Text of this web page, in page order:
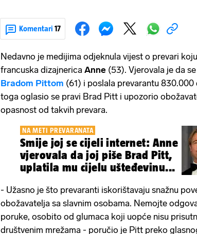
Komentari 17
Nedavno je medijima odjeknula vijest o prevari
francuska dizajnerica Anne (53). Vjerovala je da
Bradom Pittom (61) i poslala prevarantu 830.000
toga oglasio se pravi Brad Pitt i upozorio
opasnost od takvih prevara.
NA METI PREVARANATA
Smije joj se cijeli internet: Anne
vjerovala da joj piše Brad Pitt,
uplatila mu cijelu ušteđevinu...
- Užasno je što prevaranti iskorištavaju snažnu
obožavatelja sa slavnim osobama. Nemojte
poruke, osobito od glumaca koji uopće nisu
društvenim mrežama - poručio je Pitt preko